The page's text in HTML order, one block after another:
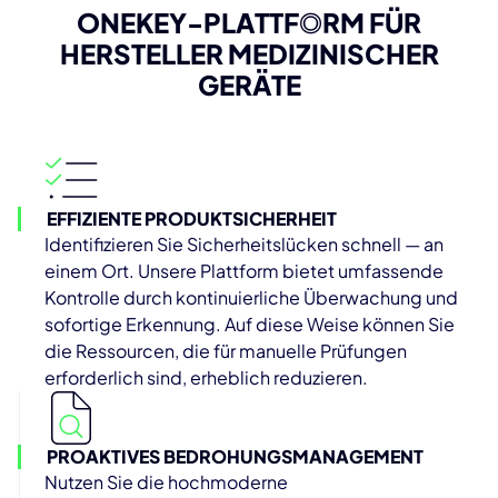
Skripts und Binärdateien für Probleme wie
Befehlseinschleusung, unsichere
Kommunikation oder fest codierte
Anmeldeinformationen. Profitieren Sie von einer
Schwachstellen hervorhebt und eine schnelle
Abwehr ermöglicht.
Erfahre mehr
Zeit für die Behebung und schützen Sie Ihre
Anlagen proaktiv vor Cyberbedrohungen — rund
um die Uhr. Stellen Sie auf automatisierte,
hocheffiziente Weise sicher, dass Ihre Anlagen
Erfahre mehr
ONEKEY-PLATTFORM FÜR
HERSTELLER MEDIZINISCHER
GERÄTE
EFFIZIENTE PRODUKTSICHERHEIT
Identifizieren Sie Sicherheitslücken schnell — an
einem Ort. Unsere Plattform bietet umfassende
Kontrolle durch kontinuierliche Überwachung und
sofortige Erkennung. Auf diese Weise können Sie
die Ressourcen, die für manuelle Prüfungen
erforderlich sind, erheblich reduzieren.
PROAKTIVES BEDROHUNGSMANAGEMENT
Nutzen Sie die hochmoderne